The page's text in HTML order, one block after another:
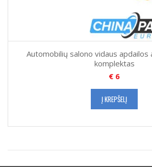
Automobilių salono vidaus apdailos
komplektas
€ 6
Į KREPŠELĮ